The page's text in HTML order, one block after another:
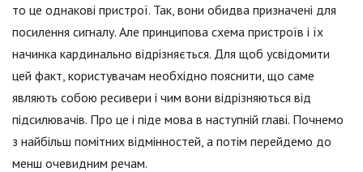
то це однакові пристрої. Так, вони обидва призначені для
посилення сигналу. Але принципова схема пристроїв і їх
начинка кардинально відрізняється. Для щоб усвідомити
цей факт, користувачам необхідно пояснити, що саме
являють собою ресивери і чим вони відрізняються від
підсилювачів. Про це і піде мова в наступній главі. Почнемо
з найбільш помітних відмінностей, а потім перейдемо до
менш очевидним речам.